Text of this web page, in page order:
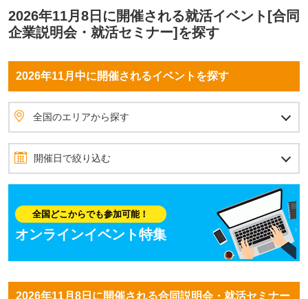
2026年11月8日に開催される就活イベント[合同
企業説明会・就活セミナー]を探す
2026年11月中に開催されるイベントを探す
全国のエリアから探す
全国のエリアから探す
北海道・東北
北海道
青森県
岩手県
秋田県
宮城県
山形県
福島県
北関東
茨城県
栃木県
群馬県
首都圏
埼玉県
東京都
神奈川県
千葉県
甲信越
山梨県
長野県
新潟県
北陸
石川県
富山県
福井県
東海
愛知県
静岡県
岐阜県
三重県
関西
大阪府
兵庫県
京都府
滋賀県
奈良県
和歌山県
四国
愛媛県
香川県
高知県
徳島県
中国
岡山県
広島県
島根県
鳥取県
山口県
九州・沖縄
福岡県
佐賀県
長崎県
熊本県
大分県
宮崎県
鹿児島県
沖縄県
開催日で絞り込む
2026年11月 12月
月 火 金 土
1 2 3 4 6 7
13 14
全国どこからでも参加可能！
オンラインイベント特集
2026年11月8日に開催される合同説明会・就活セミナー